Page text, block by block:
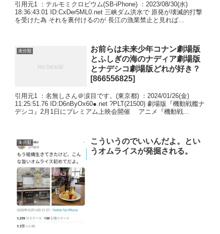
引用元1 ：テルモミクロビウム(SB-iPhone) ：2023/08/30(水)
18:36:43.01 ID:CxDer5ML0.net 三峡ダム洪水で 原発が壊滅的打撃
を受けた為 それを裏付けるのが 長江の漁業禁止と見れば...
未分類
お前らは未来少年コナン劇場版
とふしぎの海のナディア劇場版
とナデシコ劇場版どれが好き？
[866556825]
引用元1 ：名無しさん＠涙目です。(東京都) ：2024/01/26(金)
11:25:51.76 ID:D6nByOx60●.net ?PLT(21500) 劇場版『機動戦艦ナ
デシコ』2月1日にプレミアム上映会開催 アニメ『機動戦...
未分類
こういうのでいいんだよ。とい
うオムライスが発掘される。